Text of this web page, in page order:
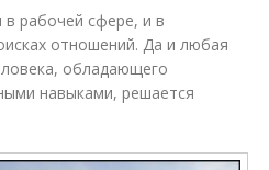
рабочей сфере, и в
отношений. Да и любая
обладающего
навыками, решается